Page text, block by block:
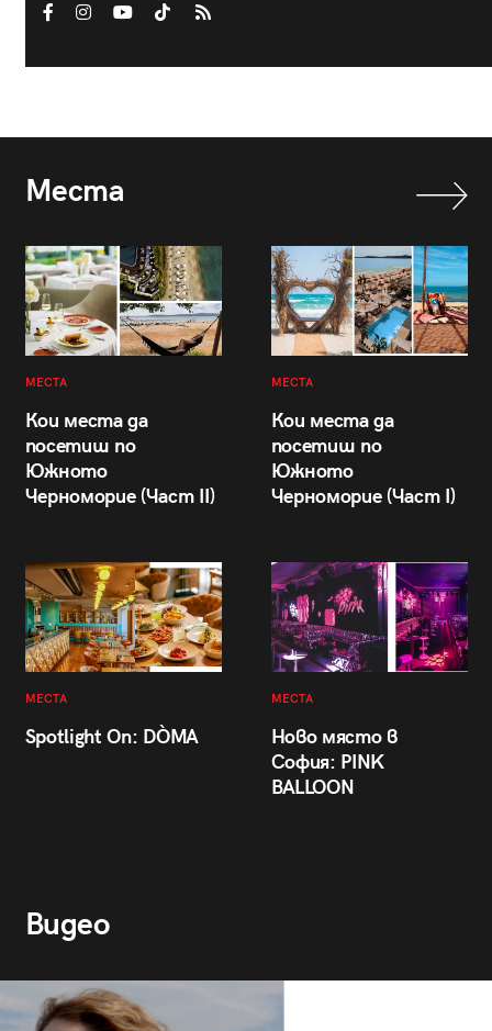
Места
МЕСТА
Кои места да
посетиш по
Южното
Черноморие (Част II)
МЕСТА
Кои места да
посетиш по
Южното
Черноморие (Част I)
МЕСТА
Spotlight On: DÒMA
МЕСТА
Ново място в
София: PINK
BALLOON
Видео